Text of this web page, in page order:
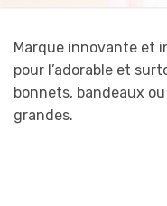
Marque innovante et
pour l’adorable et
bonnets, bandeaux
grandes.